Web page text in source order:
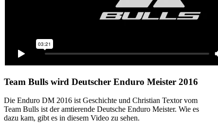
Team Bulls wird Deutscher Enduro Meister 2016
Die Enduro DM 2016 ist Geschichte und Christian Textor vom
Team Bulls ist der amtierende Deutsche Enduro Meister. Wie es
dazu kam, gibt es in diesem Video zu sehen.